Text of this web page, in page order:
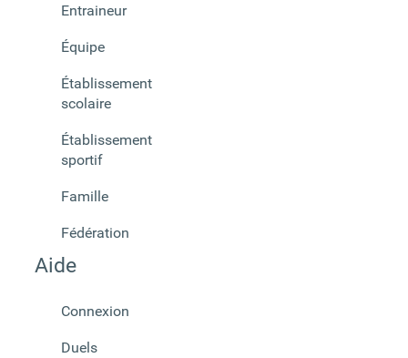
Entraineur
Équipe
Établissement
scolaire
Établissement
sportif
Famille
Fédération
Aide
Connexion
Duels